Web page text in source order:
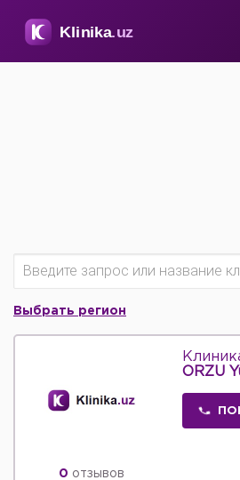
Выбрать регион
0 отзывов
ORZU